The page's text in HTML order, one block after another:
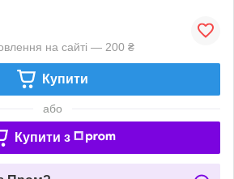
на сайті — 200 ₴
Купити
або
Купити з